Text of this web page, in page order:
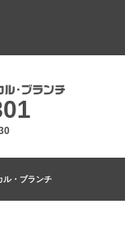
・ブランチ